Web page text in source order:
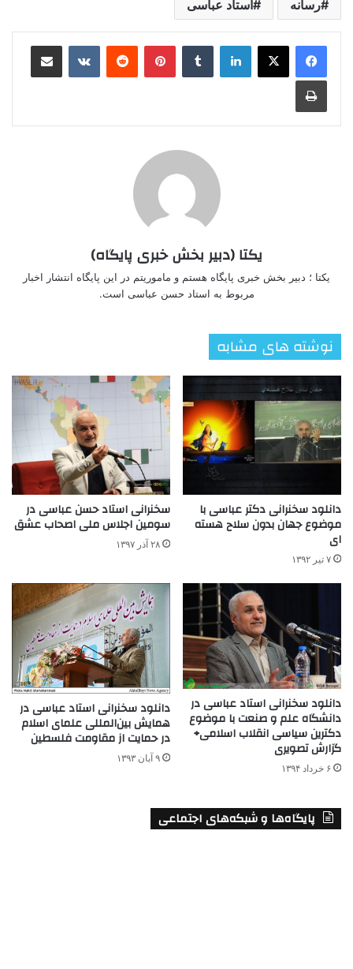
رسانه استاد عباسی
لینکدین ‫تامبلر ‫پین‌ترست‫رددیت ‫VKontakteاشتراک گذاری از طریق ایمیل
چاپ
یکتا (دبیر بخش خبری پایگاه)
یکتا ؛ دبیر بخش خبری پایگاه هستم و ماموریتم در این پایگاه انتشار اخبار
مربوط به استاد حسن عباسی است.
نوشته های مشابه
دانلود سخنرانی دکتر عباسی با
موضوع جهان بدون سلاح هسته
ای
۷ تیر ۱۳۹۲
سخنرانی استاد حسن عباسی در
سومین اجلاس ملی اصحاب عشق
۲۸ آذر ۱۳۹۷
دانلود سخنرانی استاد عباسی در
دانشگاه علم و صنعت با موضوع
دکترین سیاسی انقلاب اسلامی+
گزارش تصویری
۶ خرداد ۱۳۹۴
دانلود سخنرانی استاد عباسی در
همایش بین‌المللی علمای اسلام
در حمایت از مقاومت فلسطین
۹ آبان ۱۳۹۳
پایگاه‌ها و شبکه‌های اجتماعی